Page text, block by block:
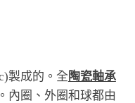
製成的。全 陶瓷軸承
內圈、外圈和球都由